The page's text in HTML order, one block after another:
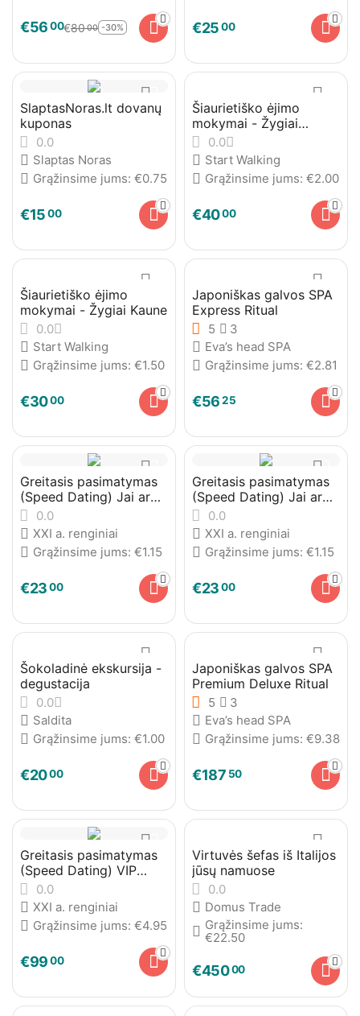
€5600€8000 -30% €2500
SlaptasNoras.lt dovanų
kuponas
0.0
Slaptas Noras
Grąžinsime jums: €0.75
€1500
Šiaurietiško ėjimo
mokymai - Žygiai
Vilniuje
0.0
Start Walking
Grąžinsime jums: €2.00
€4000
Šiaurietiško ėjimo
mokymai - Žygiai Kaune
0.0
Start Walking
Grąžinsime jums: €1.50
€3000
Japoniškas galvos SPA
Express Ritual
5
3
Eva’s head SPA
Grąžinsime jums: €2.81
€5625
Greitasis pasimatymas
(Speed Dating) Jai ar
Jam0.0
XXI a. renginiai
Grąžinsime jums: €1.15
€2300
Greitasis pasimatymas
(Speed Dating) Jai ar
Jam0.0
XXI a. renginiai
Grąžinsime jums: €1.15
€2300
Šokoladinė ekskursija -
degustacija
0.0
Saldita
Grąžinsime jums: €1.00
€2000
Japoniškas galvos SPA
Premium Deluxe Ritual
5
3
Eva’s head SPA
Grąžinsime jums: €9.38
€187 50
Greitasis pasimatymas
(Speed Dating) VIP
Narystė
0.0
XXI a. renginiai
Grąžinsime jums: €4.95
€9900
Virtuvės šefas iš Italijos
jūsų namuose
0.0
Domus Trade
Grąžinsime jums:
€22.50
€45000